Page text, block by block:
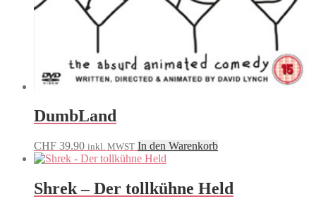
DumbLand
CHF 39.90 inkl. MWST In den Warenkorb
Shrek – Der tollkühne Held